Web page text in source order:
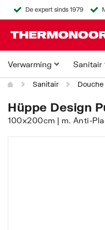
De expert sinds 1979
Verwarming Sanitair
Sanitair Douche
Hüppe Design
100x200cm | m. Anti-